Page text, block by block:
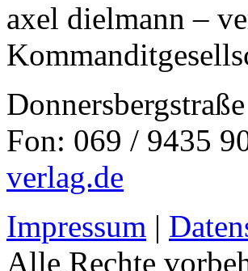
axel dielmann –
Fon: 069 / 9435
verlag.de
Impressum |
Alle Rechte